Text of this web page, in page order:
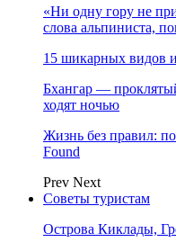
«Ни одну гору не
слова альпиниста,
15 шикарных видов
Бхангар —
ходят ночью
Жизнь без правил:
Found
Prev Next
Советы туристам
Острова Киклады,